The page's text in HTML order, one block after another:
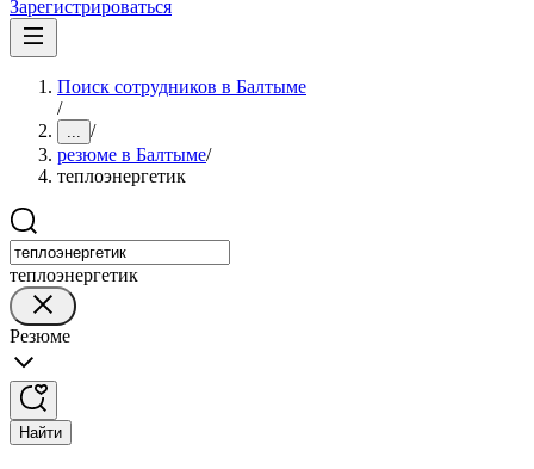
Зарегистрироваться
Поиск сотрудников в Балтыме
/
... /
резюме в Балтыме/
теплоэнергетик
теплоэнергетик
Резюме
Найти